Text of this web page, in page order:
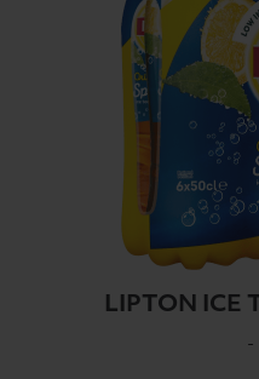
LIPTON ICE
-